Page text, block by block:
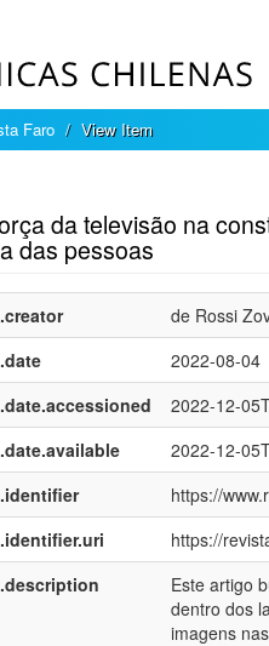
Faro View Item
da televisão na
das pessoas
de Rossi
2022-08-04
2022-12-
2022-12-
https://
https://
Este artigo
dentro dos
imagens